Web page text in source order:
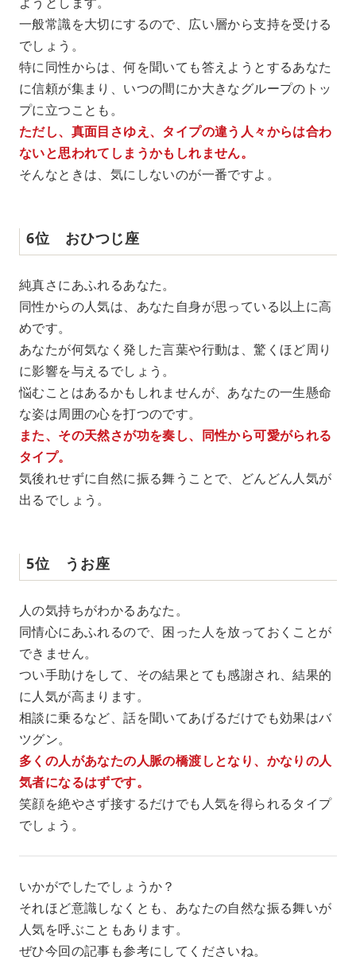
一般常識を大切にするので、広い層から支持を受ける
でしょう。
特に同性からは、何を聞いても答えようとするあなた
に信頼が集まり、いつの間にか大きなグループのトッ
プに立つことも。
ただし、真面目さゆえ、タイプの違う人々からは合わ
ないと思われてしまうかもしれません。
そんなときは、気にしないのが一番ですよ。
6位 おひつじ座
純真さにあふれるあなた。
同性からの人気は、あなた自身が思っている以上に高
めです。
あなたが何気なく発した言葉や行動は、驚くほど周り
に影響を与えるでしょう。
悩むことはあるかもしれませんが、あなたの一生懸命
な姿は周囲の心を打つのです。
また、その天然さが功を奏し、同性から可愛がられる
タイプ。
気後れせずに自然に振る舞うことで、どんどん人気が
出るでしょう。
5位 うお座
人の気持ちがわかるあなた。
同情心にあふれるので、困った人を放っておくことが
できません。
つい手助けをして、その結果とても感謝され、結果的
に人気が高まります。
相談に乗るなど、話を聞いてあげるだけでも効果はバ
ツグン。
多くの人があなたの人脈の橋渡しとなり、かなりの人
気者になるはずです。
笑顔を絶やさず接するだけでも人気を得られるタイプ
でしょう。
いかがでしたでしょうか？
それほど意識しなくとも、あなたの自然な振る舞いが
人気を呼ぶこともあります。
ぜひ今回の記事も参考にしてくださいね。